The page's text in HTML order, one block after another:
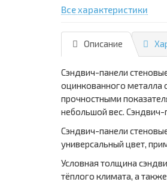
Все характеристики
Описание
Сэндвич-панели
оцинкованного металла
прочностными
небольшой вес. Сэндвич-
Сэндвич-панели
универсальный цвет,
Условная толщина
тёплого климата, а